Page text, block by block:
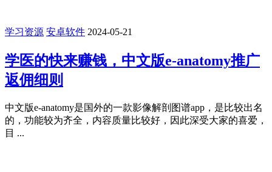
学习资源 安卓软件 2024-05-21
学医的快来赚钱，中文版e-anatomy推广
返佣细则
中文版e-anatomy是国外的一款影像解剖图谱app，是比较出名
的，功能较为齐全，内容质量比较好，因此深受大家的喜爱，
目 ...